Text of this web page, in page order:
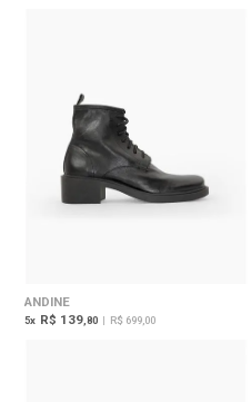
ANDINE
5x R$ 139 ,80 | R$ 699,00